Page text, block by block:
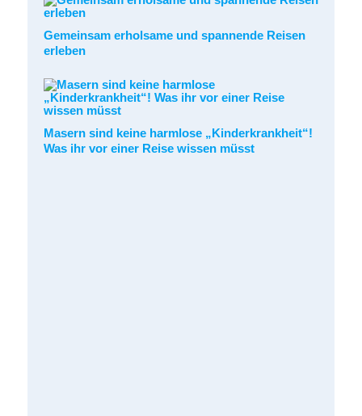
Gemeinsam erholsame und spannende Reisen
erleben
Masern sind keine harmlose „Kinderkrankheit“!
Was ihr vor einer Reise wissen müsst